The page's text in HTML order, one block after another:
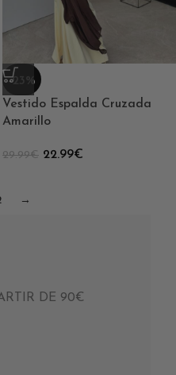
-23%
Vestido Espalda Cruzada
Amarillo
29.99€ 22.99€
→
DE 90€